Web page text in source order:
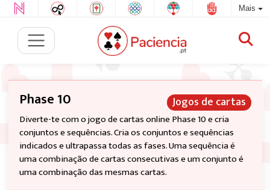
Mais
Jogos de cartas
Phase 10
Diverte-te com o jogo de cartas online Phase 10 e cria
conjuntos e sequências. Cria os conjuntos e sequências
indicados e ultrapassa todas as fases. Uma sequência é
uma combinação de cartas consecutivas e um conjunto é
uma combinação das mesmas cartas.